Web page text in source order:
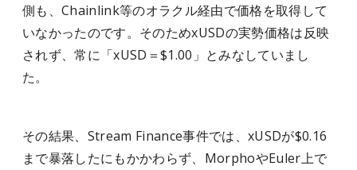
側も、Chainlink等のオラクル経由で価格を取得して
いなかったのです。そのためxUSDの実勢価格は反映
されず、常に「xUSD＝$1.00」とみなしていまし
た。
その結果、Stream Finance事件では、xUSDが$0.16
まで暴落したにもかかわらず、MorphoやEuler上で